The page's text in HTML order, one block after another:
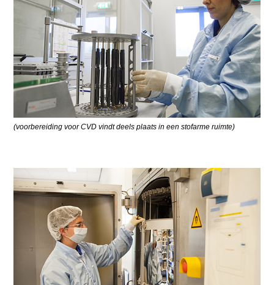
(voorbereiding voor CVD vindt deels plaats in een stofarme ruimte)